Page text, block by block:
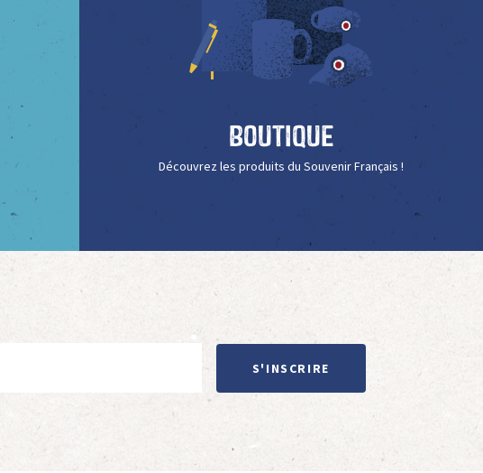
Boutique
Découvrez les produits du Souvenir Français !
S'INSCRIRE